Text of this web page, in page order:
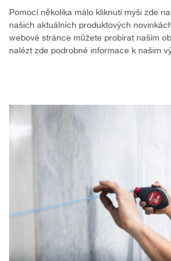
Pomocí několika málo kliknutí myši zde
našich aktuálních produktových
webové stránce můžete probírat naším
nalézt zde podrobné informace k našim